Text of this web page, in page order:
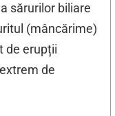
sărurilor biliare
(mâncărime)
de erupții
de